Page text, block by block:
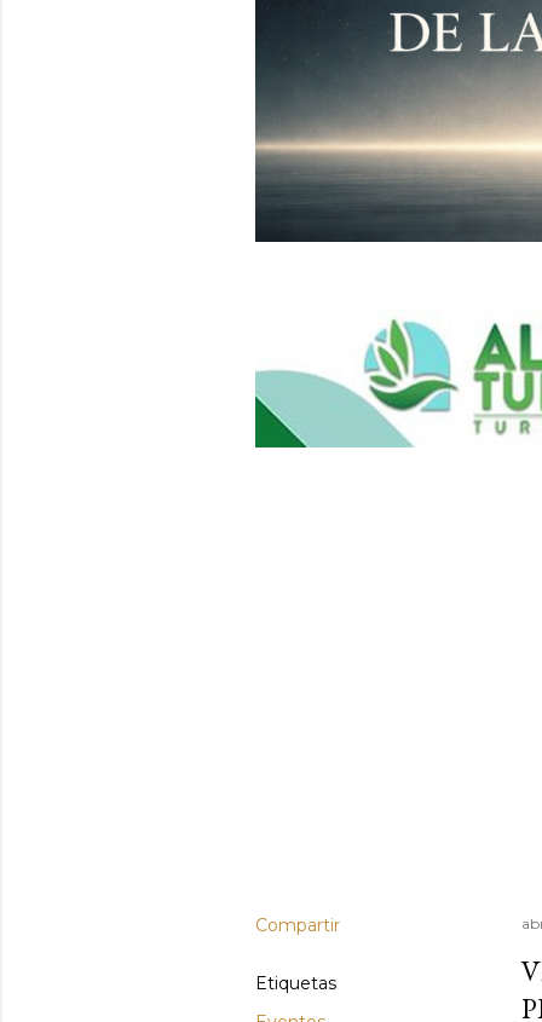
Compartir
Etiquetas